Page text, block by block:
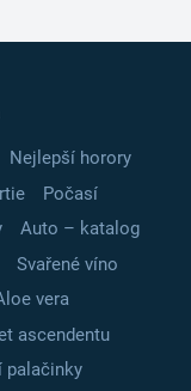
Nejlepší horory
Počasí
Auto – katalog
Svařené víno
vera
ascendentu
palačinky